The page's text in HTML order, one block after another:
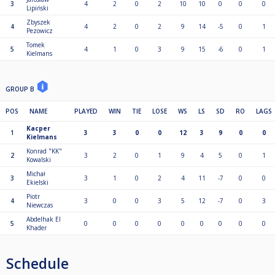
3
Lipiński
4 2 0 2 10 10 0 0 0
4
Zbyszek
Pezowicz
4 2 0 2 9 14 -5 0 1
5
Tomek
Kielmans
4 1 0 3 9 15 -6 0 1
GROUP B
POS NAME PLAYED WIN TIE LOSE WS LS SD RO LAGS
1
Kacper
Kielmans
3 3 0 0 12 3 9 0 0
2
Konrad "KK"
Kowalski
3 2 0 1 9 4 5 0 1
3
Michał
Ekielski
3 1 0 2 4 11 -7 0 0
4
Piotr
Niewczas
3 0 0 3 5 12 -7 0 3
5
Abdelhak El
Khader
0 0 0 0 0 0 0 0 0
Schedule